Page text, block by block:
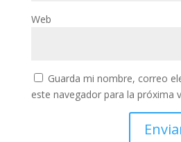
Web
Guarda mi nombre, correo
este navegador para la próxima